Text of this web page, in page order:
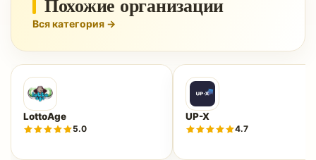
Вся категория →
LottoAge
5.0
UP-X
4.7